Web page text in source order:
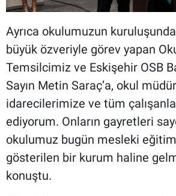
Ayrıca okulumuzun
büyük özveriyle görev yapan
Temsilcimiz ve Eskişehir OSB
Sayın Metin Saraç’a, okul
idarecilerimize ve tüm
ediyorum. Onların gayretleri
okulumuz bugün mesleki
gösterilen bir kurum haline
konuştu.